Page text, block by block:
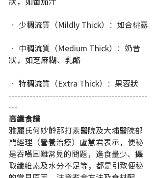
• 少稠流質（Mildly Thick）：如合桃露
• 中稠流質（Medium Thick）：奶昔
狀，如芝麻糊、乳酪
• 特稠流質（Extra Thick）：果蓉狀
-----------------------------------------------
---
高纖食譜
雅麗氏何妙齡那打素醫院及大埔醫院部
門經理（營養治療）盧慧君表示，便秘
是吞嚥困難常見的問題，進食量少、攝
取纖維素及水分不足等，都是引致便秘